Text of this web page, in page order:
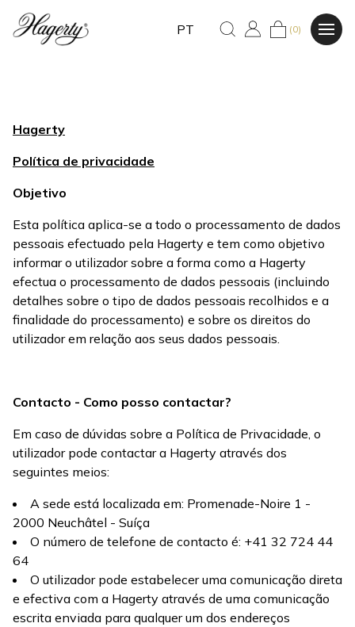
PT (0)
Hagerty
Política de privacidade
Objetivo
Esta política aplica-se a todo o processamento de dados
pessoais efectuado pela Hagerty e tem como objetivo
informar o utilizador sobre a forma como a Hagerty
efectua o processamento de dados pessoais (incluindo
detalhes sobre o tipo de dados pessoais recolhidos e a
finalidade do processamento) e sobre os direitos do
utilizador em relação aos seus dados pessoais.
Contacto - Como posso contactar?
Em caso de dúvidas sobre a Política de Privacidade, o
utilizador pode contactar a Hagerty através dos
seguintes meios:
A sede está localizada em: Promenade-Noire 1 -
2000 Neuchâtel - Suíça
O número de telefone de contacto é: +41 32 724 44
64
O utilizador pode estabelecer uma comunicação direta
e efectiva com a Hagerty através de uma comunicação
escrita enviada para qualquer um dos endereços